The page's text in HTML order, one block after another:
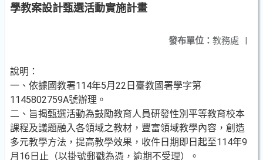
學教案設計甄選活動實施計畫
發布單位： 教務處 |
說明：
一、依據國教署114年5月22日臺教國署學字第
1145802759A號辦理。
二、旨揭甄選活動為鼓勵教育人員研發性別平等教育校本
課程及議題融入各領域之教材，豐富領域教學內容，創造
多元教學方法，提高教學效果，收件日期即日起至114年9
月16日止（以掛號郵戳為憑，逾期不受理）。